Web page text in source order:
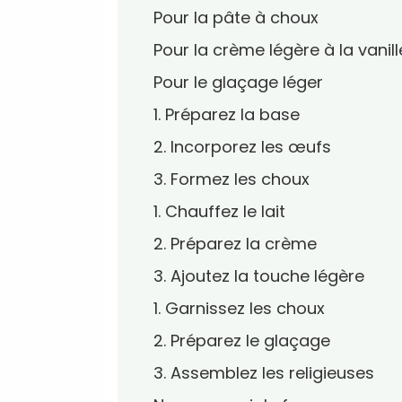
Pour la pâte à choux
Pour la crème légère à la
Pour le glaçage léger
1. Préparez la base
2. Incorporez les œufs
3. Formez les choux
1. Chauffez le lait
2. Préparez la crème
3. Ajoutez la touche légère
1. Garnissez les choux
2. Préparez le glaçage
3. Assemblez les religieuses